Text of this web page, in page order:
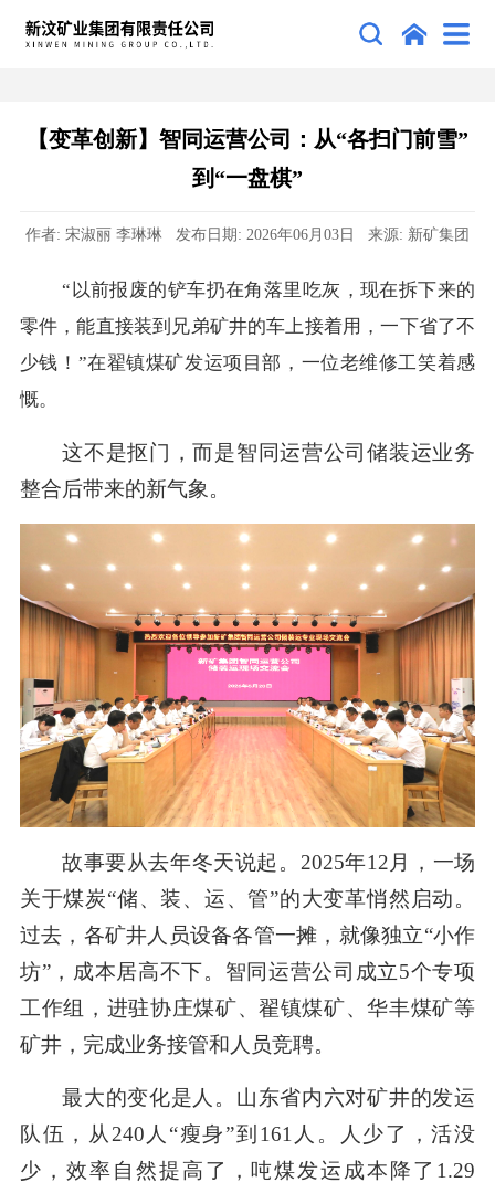
【变革创新】智同运营公司：从“各扫门前雪”
到“一盘棋”
作者: 宋淑丽 李琳琳 发布日期: 2026年06月03日 来源: 新矿集团
“以前报废的铲车扔在角落里吃灰，现在拆下来的
零件，能直接装到兄弟矿井的车上接着用，一下省了不
少钱！”在翟镇煤矿发运项目部，一位老维修工笑着感
慨。
这不是抠门，而是智同运营公司储装运业务
整合后带来的新气象。
故事要从去年冬天说起。2025年12月，一场
关于煤炭“储、装、运、管”的大变革悄然启动。
过去，各矿井人员设备各管一摊，就像独立“小作
坊”，成本居高不下。智同运营公司成立5个专项
工作组，进驻协庄煤矿、翟镇煤矿、华丰煤矿等
矿井，完成业务接管和人员竞聘。
最大的变化是人。山东省内六对矿井的发运
队伍，从240人“瘦身”到161人。人少了，活没
少，效率自然提高了，吨煤发运成本降了1.29